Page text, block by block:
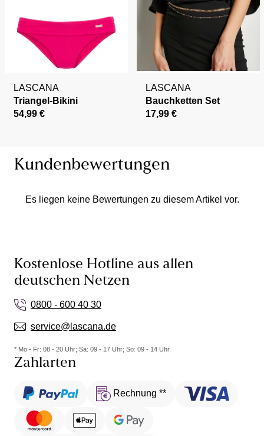
LASCANA
Triangel-Bikini
54,99 €
LASCANA
Bauchketten Set
17,99 €
Kundenbewertungen
Es liegen keine Bewertungen zu diesem Artikel vor.
Kostenlose Hotline aus allen
deutschen Netzen
0800 - 600 40 30
service@lascana.de
* Mo - Fr: 08 - 20 Uhr; Sa: 09 - 17 Uhr; So: 09 - 14 Uhr.
Zahlarten
Rechnung **